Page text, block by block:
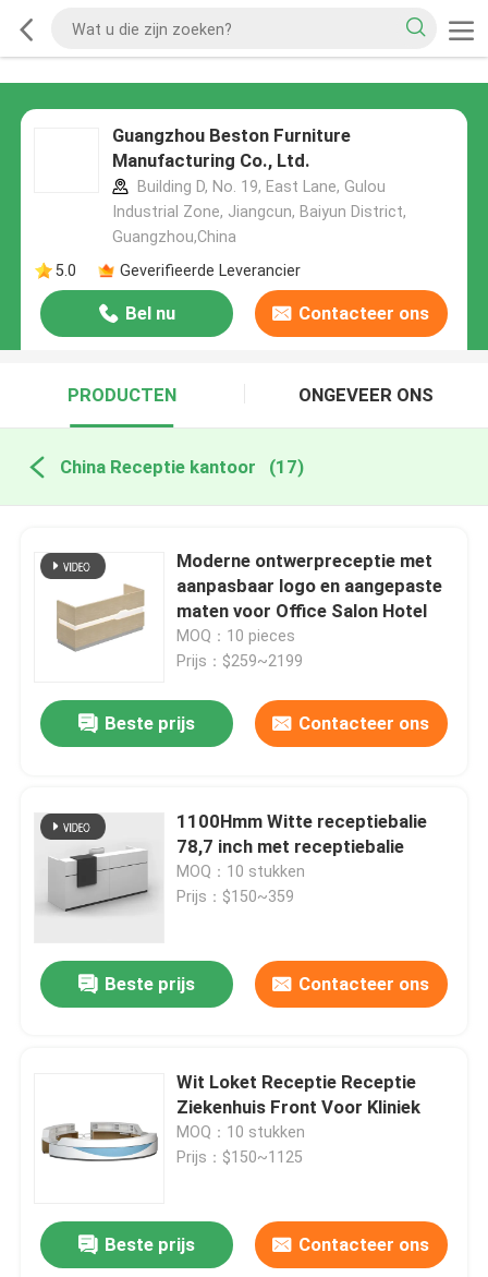
Guangzhou Beston Furniture
Manufacturing Co., Ltd.
Building D, No. 19, East Lane, Gulou
Industrial Zone, Jiangcun, Baiyun District,
Guangzhou,China
5.0
Geverifieerde Leverancier
Bel nu Contacteer ons
PRODUCTEN ONGEVEER ONS
China Receptie kantoor (17)
Moderne ontwerpreceptie met
aanpasbaar logo en aangepaste
maten voor Office Salon Hotel
MOQ：10 pieces
Prijs：$259~2199
Beste prijs Contacteer ons
1100Hmm Witte receptiebalie
78,7 inch met receptiebalie
MOQ：10 stukken
Prijs：$150~359
Beste prijs Contacteer ons
Wit Loket Receptie Receptie
Ziekenhuis Front Voor Kliniek
MOQ：10 stukken
Prijs：$150~1125
Beste prijs Contacteer ons